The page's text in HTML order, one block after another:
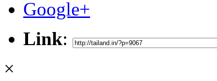
Google+
Link:
×